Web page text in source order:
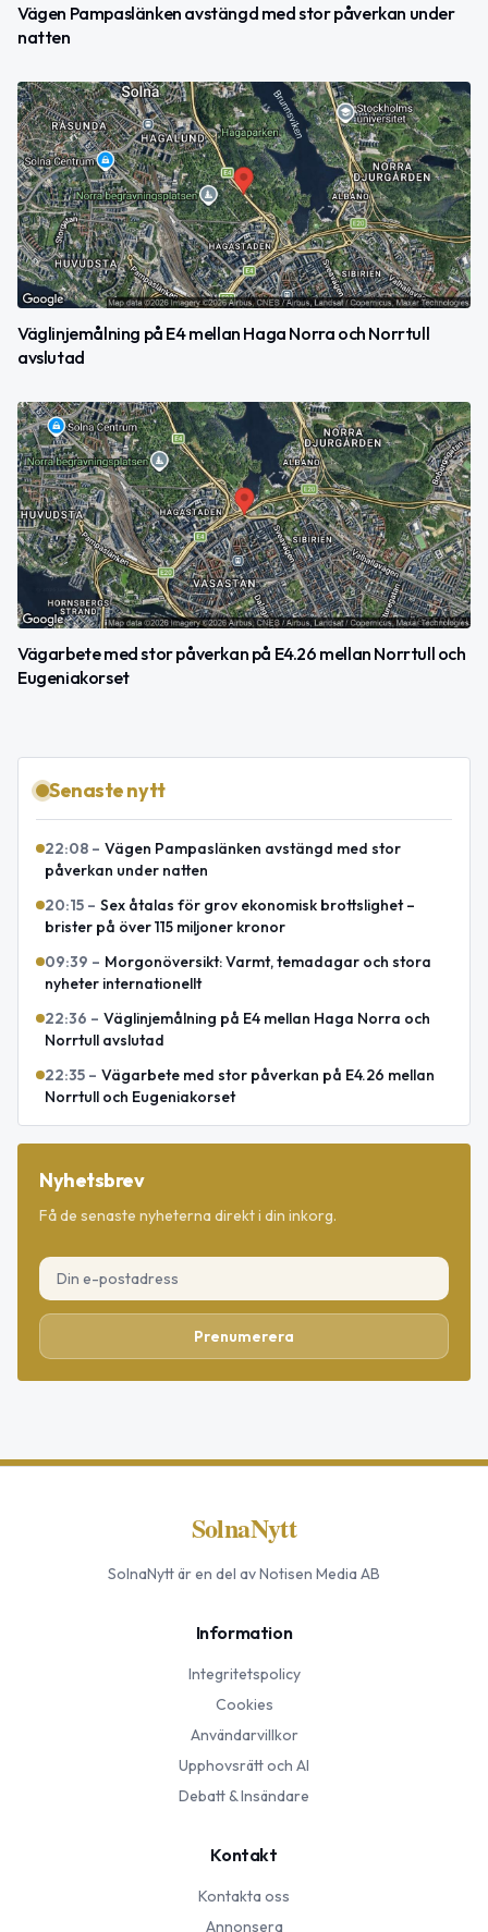
Vägen Pampaslänken avstängd med stor påverkan under
natten
Väglinjemålning på E4 mellan Haga Norra och Norrtull
avslutad
Vägarbete med stor påverkan på E4.26 mellan Norrtull och
Eugeniakorset
Senaste nytt
22:08 – Vägen Pampaslänken avstängd med stor
påverkan under natten
20:15 – Sex åtalas för grov ekonomisk brottslighet –
brister på över 115 miljoner kronor
09:39 – Morgonöversikt: Varmt, temadagar och stora
nyheter internationellt
22:36 – Väglinjemålning på E4 mellan Haga Norra och
Norrtull avslutad
22:35 – Vägarbete med stor påverkan på E4.26 mellan
Norrtull och Eugeniakorset
Nyhetsbrev
Få de senaste nyheterna direkt i din inkorg.
Prenumerera
SolnaNytt
SolnaNyttär en del av Notisen Media AB
Information
Integritetspolicy
Cookies
Användarvillkor
Upphovsrätt och AI
Debatt & Insändare
Kontakt
Kontakta oss
Annonsera